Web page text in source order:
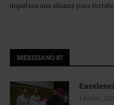
impulsan una alianza para
MERIDIANO 87
14 julio,